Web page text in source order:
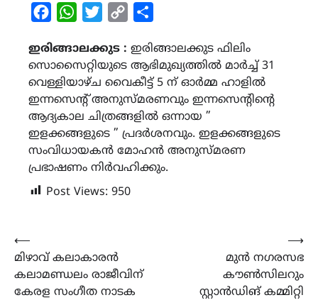
FacebookWhatsAppTwitterCopy
ഇരിങ്ങാലക്കുട : ഇരിങ്ങാലക്കുട ഫിലിം
സൊസൈറ്റിയുടെ ആഭിമുഖ്യത്തിൽ മാർച്ച് 31
വെള്ളിയാഴ്ച വൈകീട്ട് 5 ന് ഓർമ്മ ഹാളിൽ
ഇന്നസെന്റ് അനുസ്മരണവും ഇന്നസെന്റിന്റെ
ആദ്യകാല ചിത്രങ്ങളിൽ ഒന്നായ ”
ഇളക്കങ്ങളുടെ ” പ്രദർശനവും. ഇളക്കങ്ങളുടെ
സംവിധായകൻ മോഹൻ അനുസ്മരണ
പ്രഭാഷണം നിർവഹിക്കും.
Post Views: 950
Post
navigation
⟵
മിഴാവ് കലാകാരൻ
കലാമണ്ഡലം രാജീവിന്
കേരള സംഗീത നാടക
മുൻ നഗരസഭ
കൗൺസിലറും
സ്റ്റാൻഡിങ് കമ്മിറ്റി
⟶